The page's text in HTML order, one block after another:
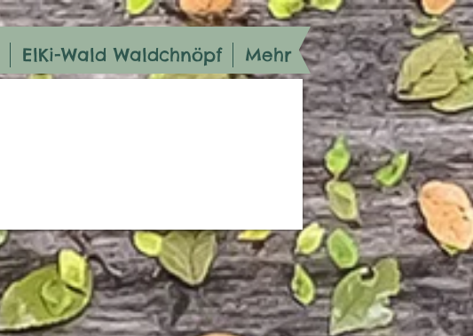
ElKi-Wald Waldchnöpf Mehr